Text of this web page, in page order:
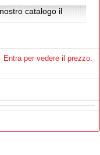
catalogo il
Entra per vedere il prezzo.